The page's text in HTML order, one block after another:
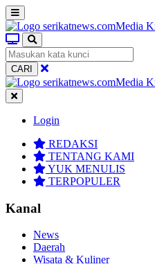
CARI
Login
REDAKSI
TENTANG KAMI
YUK MENULIS
TERPOPULER
Kanal
News
Daerah
Wisata & Kuliner